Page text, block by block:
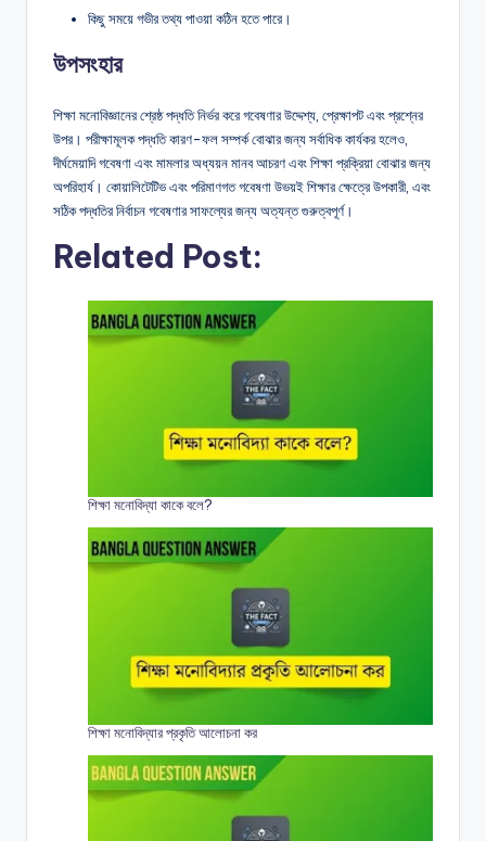
কিছু সময়ে গভীর তথ্য পাওয়া কঠিন হতে পারে।
উপসংহার
শিক্ষা মনোবিজ্ঞানের শ্রেষ্ঠ পদ্ধতি নির্ভর করে গবেষণার উদ্দেশ্য, প্রেক্ষাপট এবং প্রশ্নের
উপর। পরীক্ষামূলক পদ্ধতি কারণ-ফল সম্পর্ক বোঝার জন্য সর্বাধিক কার্যকর হলেও,
দীর্ঘমেয়াদি গবেষণা এবং মামলার অধ্যয়ন মানব আচরণ এবং শিক্ষা প্রক্রিয়া বোঝার জন্য
অপরিহার্য। কোয়ালিটেটিভ এবং পরিমাণগত গবেষণা উভয়ই শিক্ষার ক্ষেত্রে উপকারী, এবং
সঠিক পদ্ধতির নির্বাচন গবেষণার সাফল্যের জন্য অত্যন্ত গুরুত্বপূর্ণ।
Related Post:
শিক্ষা মনোবিদ্যা কাকে বলে?
শিক্ষা মনোবিদ্যার প্রকৃতি আলোচনা কর